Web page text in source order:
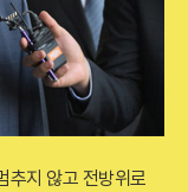
추지 않고 전방위로